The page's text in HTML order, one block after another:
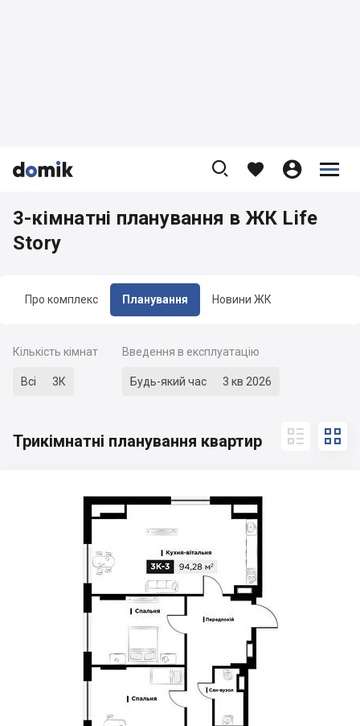


    


Про комплекс Планування Новини ЖК
3-кімнатні планування в ЖК Life
Story
Кількість кімнат
Всі 3К
Введення в експлуатацію
Будь-який час 3 кв 2026
Трикімнатні планування квартир  